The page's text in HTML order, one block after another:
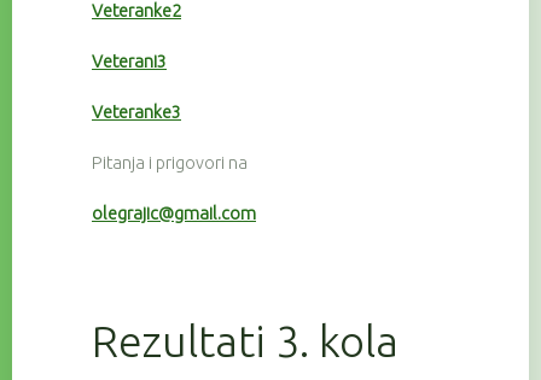
Veteranke2
Veterani3
Veteranke3
Pitanja i prigovori na
olegrajic@gmail.com
Rezultati 3. kola